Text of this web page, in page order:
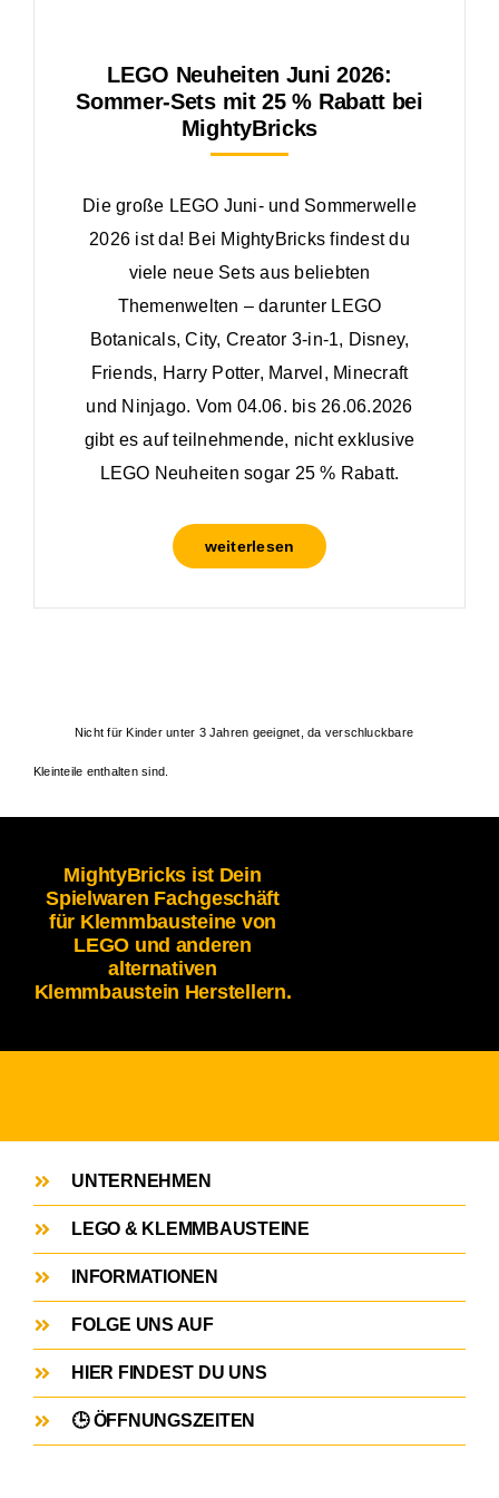
LEGO Neuheiten Juni 2026:
Sommer-Sets mit 25 % Rabatt bei
MightyBricks
Die große LEGO Juni- und Sommerwelle
2026 ist da! Bei MightyBricks findest du
viele neue Sets aus beliebten
Themenwelten – darunter LEGO
Botanicals, City, Creator 3-in-1, Disney,
Friends, Harry Potter, Marvel, Minecraft
und Ninjago. Vom 04.06. bis 26.06.2026
gibt es auf teilnehmende, nicht exklusive
LEGO Neuheiten sogar 25 % Rabatt.
weiterlesen
Nicht für Kinder unter 3 Jahren geeignet, da verschluckbare
Kleinteile enthalten sind.
MightyBricks ist Dein
Spielwaren Fachgeschäft
für Klemmbausteine von
LEGO und anderen
alternativen
Klemmbaustein Herstellern.
UNTERNEHMEN
LEGO & KLEMMBAUSTEINE
INFORMATIONEN
FOLGE UNS AUF
HIER FINDEST DU UNS
🕒 ÖFFNUNGSZEITEN